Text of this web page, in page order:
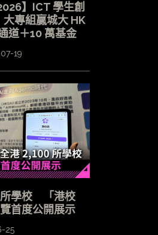
】ICT 學生創
大專組贏城大 HK
道＋10 萬基金
19
所學校 「港校
首度公開展示
25